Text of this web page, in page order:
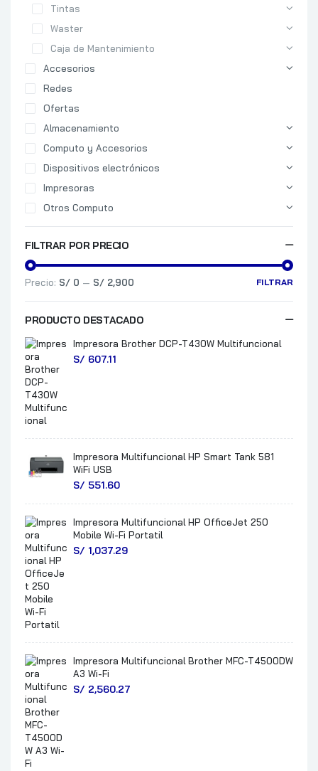
Tintas
Waster
Caja de Mantenimiento
Accesorios
Redes
Ofertas
Almacenamiento
Computo y Accesorios
Dispositivos electrónicos
Impresoras
Otros Computo
FILTRAR POR PRECIO
FILTRAR
Precio: S/ 0 — S/ 2,900
PRODUCTO DESTACADO
Impresora Brother DCP-T430W Multifuncional
S/ 607.11
Impresora Multifuncional HP Smart Tank 581
WiFi USB
S/ 551.60
Impresora Multifuncional HP OfficeJet 250
Mobile Wi-Fi Portatil
S/ 1,037.29
Impresora Multifuncional Brother MFC-T4500DW
A3 Wi-Fi
S/ 2,560.27